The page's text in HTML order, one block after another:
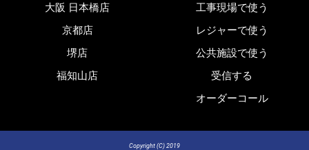
大阪 日本橋店
京都店
堺店
福知山店
工事現場で使う
レジャーで使う
公共施設で使う
受信する
オーダーコール
Copyright (C) 2019